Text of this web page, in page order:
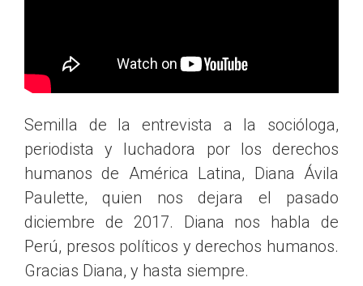
Semilla de la entrevista a la socióloga,
periodista y luchadora por los derechos
humanos de América Latina, Diana Ávila
Paulette, quien nos dejara el pasado
diciembre de 2017. Diana nos habla de
Perú, presos políticos y derechos humanos.
Gracias Diana, y hasta siempre.